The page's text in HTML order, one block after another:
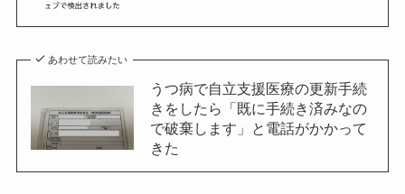
あわせて読みたい
うつ病で自立支援医療の更新手続
きをしたら「既に手続き済みなの
で破棄します」と電話がかかって
きた